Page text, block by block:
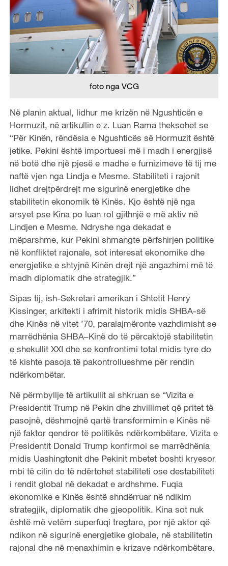
foto nga VCG
Në planin aktual, lidhur me krizën në Ngushticën e
Hormuzit, në artikullin e z. Luan Rama theksohet se
“Për Kinën, rëndësia e Ngushticës së Hormuzit është
jetike. Pekini është importuesi më i madh i energjisë
në botë dhe një pjesë e madhe e furnizimeve të tij me
naftë vjen nga Lindja e Mesme. Stabiliteti i rajonit
lidhet drejtpërdrejt me sigurinë energjetike dhe
stabilitetin ekonomik të Kinës. Kjo është një nga
arsyet pse Kina po luan rol gjithnjë e më aktiv në
Lindjen e Mesme. Ndryshe nga dekadat e
mëparshme, kur Pekini shmangte përfshirjen politike
në konfliktet rajonale, sot interesat ekonomike dhe
energjetike e shtyjnë Kinën drejt një angazhimi më të
madh diplomatik dhe strategjik.”
Sipas tij, ish-Sekretari amerikan i Shtetit Henry
Kissinger, arkitekti i afrimit historik midis SHBA-së
dhe Kinës në vitet ’70, paralajmëronte vazhdimisht se
marrëdhënia SHBA–Kinë do të përcaktojë stabilitetin
e shekullit XXI dhe se konfrontimi total midis tyre do
të kishte pasoja të pakontrollueshme për rendin
ndërkombëtar.
Në përmbyllje të artikullit ai shkruan se “Vizita e
Presidentit Trump në Pekin dhe zhvillimet që pritet të
pasojnë, dëshmojnë qartë transformimin e Kinës në
një faktor qendror të politikës ndërkombëtare. Vizita e
Presidentit Donald Trump konfirmoi se marrëdhënia
midis Uashingtonit dhe Pekinit mbetet boshti kryesor
mbi të cilin do të ndërtohet stabiliteti ose destabiliteti
i rendit global në dekadat e ardhshme. Fuqia
ekonomike e Kinës është shndërruar në ndikim
strategjik, diplomatik dhe gjeopolitik. Kina sot nuk
është më vetëm superfuqi tregtare, por një aktor që
ndikon në sigurinë energjetike globale, në stabilitetin
rajonal dhe në menaxhimin e krizave ndërkombëtare.